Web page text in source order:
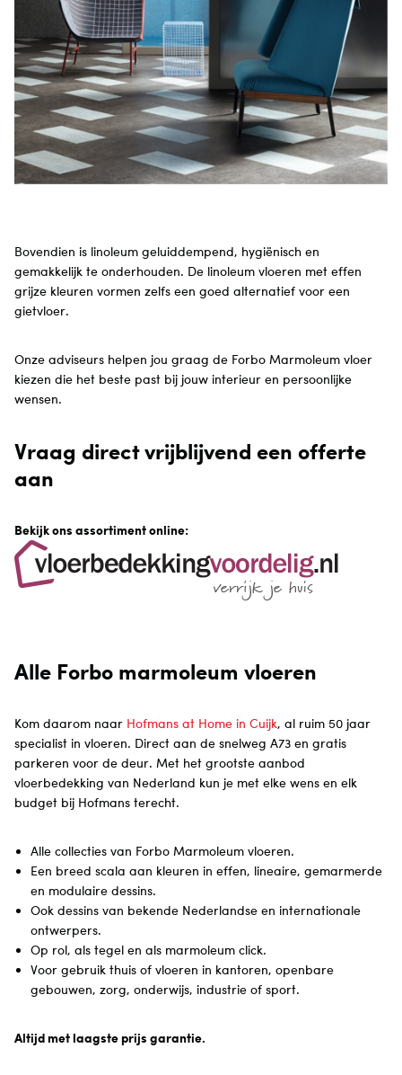
Bovendien is linoleum geluiddempend, hygiënisch en
gemakkelijk te onderhouden. De linoleum vloeren met effen
grijze kleuren vormen zelfs een goed alternatief voor een
gietvloer.
Onze adviseurs helpen jou graag de Forbo Marmoleum vloer
kiezen die het beste past bij jouw interieur en persoonlijke
wensen.
Vraag direct vrijblijvend een offerte
aan
Bekijk ons assortiment online:
Alle Forbo marmoleum vloeren
Kom daarom naar Hofmans at Home in Cuijk, al ruim 50 jaar
specialist in vloeren. Direct aan de snelweg A73 en gratis
parkeren voor de deur. Met het grootste aanbod
vloerbedekking van Nederland kun je met elke wens en elk
budget bij Hofmans terecht.
Alle collecties van Forbo Marmoleum vloeren.
Een breed scala aan kleuren in effen, lineaire, gemarmerde
en modulaire dessins.
Ook dessins van bekende Nederlandse en internationale
ontwerpers.
Op rol, als tegel en als marmoleum click.
Voor gebruik thuis of vloeren in kantoren, openbare
gebouwen, zorg, onderwijs, industrie of sport.
Altijd met laagste prijs garantie.